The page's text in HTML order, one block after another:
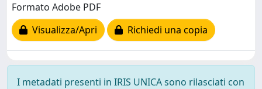
Formato Adobe PDF
Visualizza/Apri
Richiedi una copia
I metadati presenti in IRIS UNICA sono rilasciati con